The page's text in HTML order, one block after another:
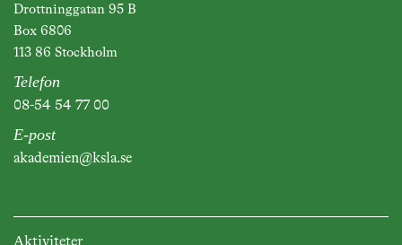
Drottninggatan 95 B
Box 6806
113 86 Stockholm
Telefon
08-54 54 77 00
E-post
akademien@ksla.se